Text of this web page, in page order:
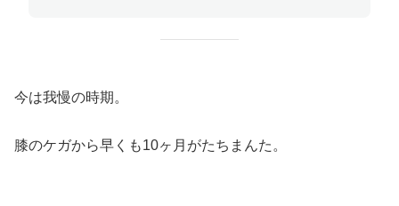
今は我慢の時期。
膝のケガから早くも10ヶ月がたちまんた。